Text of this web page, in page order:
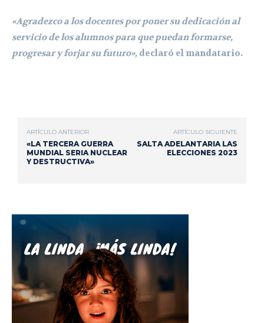
«Agradezco a los docentes por poner su dedicación al
servicio de los alumnos para que puedan formarse,
progresar y forjar su futuro», declaró el mandatario.
ARTÍCULO ANTERIOR
«LA TERCERA GUERRA
MUNDIAL SERIA NUCLEAR
Y DESTRUCTIVA»
ARTÍCULO SIGUIENTE
SALTA ADELANTARIA LAS
ELECCIONES 2023